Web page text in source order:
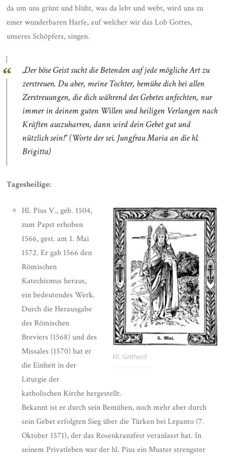
da um uns grünt und blüht, was da lebt und webt, wird uns zu
einer wunderbaren Harfe, auf welcher wir das Lob Gottes,
unseres Schöpfers, singen.
„Der böse Geist sucht die Betenden auf jede mögliche Art zu
zerstreuen. Du aber, meine Tochter, bemühe dich bei allen
Zerstreuungen, die dich während des Gebetes anfechten, nur
immer in deinem guten Willen und heiligen Verlangen nach
Kräften auszuharren, dann wird dein Gebet gut und
nützlich sein!“ (Worte der sei. Jungfrau Maria an die hl.
Brigitta)
Tagesheilige:
Hl. Gotthard
Hl. Pius V., geb. 1504,
zum Papst erhoben
1566, gest. am 1. Mai
1572. Er gab 1566 den
Römischen
Katechismus heraus,
ein bedeutendes Werk.
Durch die Herausgabe
des Römischen
Breviers (1568) und des
Missales (1570) hat er
die Einheit in der
Liturgie der
katholischen Kirche hergestellt.
Bekannt ist er durch sein Bemühen, noch mehr aber durch
sein Gebet erfolgten Sieg über die Türken bei Lepanto (7.
Oktober 1571), der das Rosenkranzfest veranlasst hat. In
seinem Privatleben war der hl. Pius ein Muster strengster